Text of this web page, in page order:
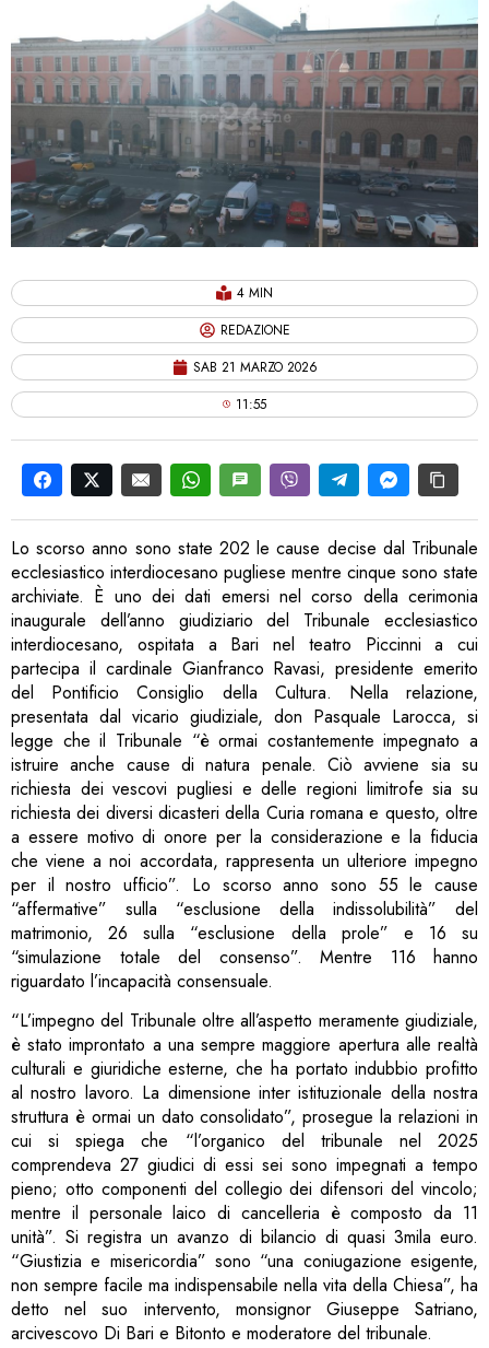
4 MIN
REDAZIONE
SAB 21 MARZO 2026
11:55
Lo scorso anno sono state 202 le cause decise dal Tribunale
ecclesiastico interdiocesano pugliese mentre cinque sono state
archiviate. È uno dei dati emersi nel corso della cerimonia
inaugurale dell’anno giudiziario del Tribunale ecclesiastico
interdiocesano, ospitata a Bari nel teatro Piccinni a cui
partecipa il cardinale Gianfranco Ravasi, presidente emerito
del Pontificio Consiglio della Cultura. Nella relazione,
presentata dal vicario giudiziale, don Pasquale Larocca, si
legge che il Tribunale “è ormai costantemente impegnato a
istruire anche cause di natura penale. Ciò avviene sia su
richiesta dei vescovi pugliesi e delle regioni limitrofe sia su
richiesta dei diversi dicasteri della Curia romana e questo, oltre
a essere motivo di onore per la considerazione e la fiducia
che viene a noi accordata, rappresenta un ulteriore impegno
per il nostro ufficio”. Lo scorso anno sono 55 le cause
“affermative” sulla “esclusione della indissolubilità” del
matrimonio, 26 sulla “esclusione della prole” e 16 su
“simulazione totale del consenso”. Mentre 116 hanno
riguardato l’incapacità consensuale.
“L’impegno del Tribunale oltre all’aspetto meramente giudiziale,
è stato improntato a una sempre maggiore apertura alle realtà
culturali e giuridiche esterne, che ha portato indubbio profitto
al nostro lavoro. La dimensione inter istituzionale della nostra
struttura è ormai un dato consolidato”, prosegue la relazioni in
cui si spiega che “l’organico del tribunale nel 2025
comprendeva 27 giudici di essi sei sono impegnati a tempo
pieno; otto componenti del collegio dei difensori del vincolo;
mentre il personale laico di cancelleria è composto da 11
unità”. Si registra un avanzo di bilancio di quasi 3mila euro.
“Giustizia e misericordia” sono “una coniugazione esigente,
non sempre facile ma indispensabile nella vita della Chiesa”, ha
detto nel suo intervento, monsignor Giuseppe Satriano,
arcivescovo Di Bari e Bitonto e moderatore del tribunale.